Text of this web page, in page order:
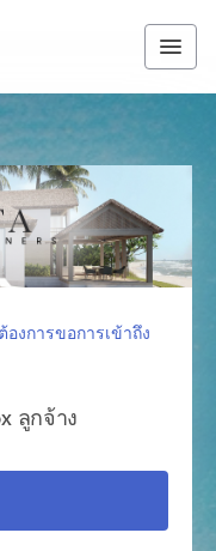
องการขอการเข้าถึง
ลูกจ้าง